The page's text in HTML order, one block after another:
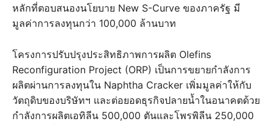
หลักที่ตอบสนองนโยบาย New S-Curve ของภาครัฐ มี
มูลค่าการลงทุนกว่า 100,000 ล้านบาท
โครงการปรับปรุงประสิทธิภาพการผลิต Olefins
Reconfiguration Project (ORP) เป็นการขยายกำลังการ
ผลิตผ่านการลงทุนใน Naphtha Cracker เพิ่มมูลค่าให้กับ
วัตถุดิบของบริษัทฯ และต่อยอดธุรกิจปลายน้ำในอนาคตด้วย
กำลังการผลิตเอทิลีน 500,000 ตันและโพรพิลีน 250,000